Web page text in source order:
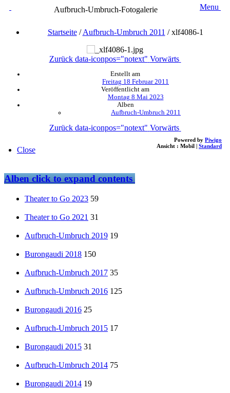
Aufbruch-Umbruch-Fotogalerie Menu
Startseite/Aufbruch-Umbruch 2011 /xlf4086-1
Zurück data-iconpos="notext" Vorwärts
Erstellt am
Freitag 18 Februar 2011
Veröffentlicht am
Montag 8 Mai 2023
Alben
Aufbruch-Umbruch 2011
Zurück data-iconpos="notext" Vorwärts
Powered by Piwigo
Ansicht : Mobil | Standard
Close
Albenclick to expand contents
Theater to Go 2023 59
Theater to Go 2021 31
Aufbruch-Umbruch 2019 19
Burongaudi 2018 150
Aufbruch-Umbruch 2017 35
Aufbruch-Umbruch 2016 125
Burongaudi 2016 25
Aufbruch-Umbruch 2015 17
Burongaudi 2015 31
Aufbruch-Umbruch 2014 75
Burongaudi 2014 19